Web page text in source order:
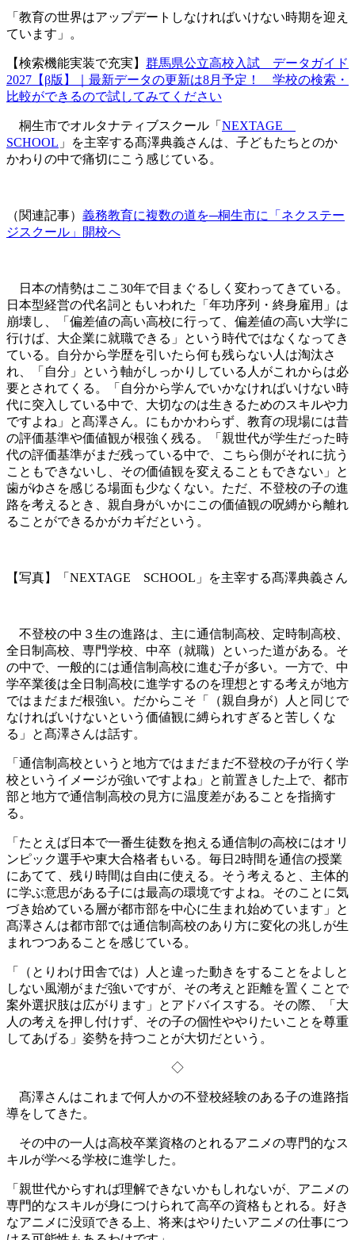
「教育の世界はアップデートしなければいけない時期を迎え
ています」。
【検索機能実装で充実】 群馬県公立高校入試 データガイド
2027【β版】｜最新データの更新は8月予定！ 学校の検索・
比較ができるので試してみてください
桐生市でオルタナティブスクール「 NEXTAGE
SCHOOL 」を主宰する髙澤典義さんは、子どもたちとのか
かわりの中で痛切にこう感じている。
（関連記事） 義務教育に複数の道を─桐生市に「ネクステー
ジスクール」開校へ
日本の情勢はここ30年で目まぐるしく変わってきている。
日本型経営の代名詞ともいわれた「年功序列・終身雇用」は
崩壊し、「偏差値の高い高校に行って、偏差値の高い大学に
行けば、大企業に就職できる」という時代ではなくなってき
ている。自分から学歴を引いたら何も残らない人は淘汰さ
れ、「自分」という軸がしっかりしている人がこれからは必
要とされてくる。「自分から学んでいかなければいけない時
代に突入している中で、大切なのは生きるためのスキルや力
ですよね」と髙澤さん。にもかかわらず、教育の現場には昔
の評価基準や価値観が根強く残る。「親世代が学生だった時
代の評価基準がまだ残っている中で、こちら側がそれに抗う
こともできないし、その価値観を変えることもできない」と
歯がゆさを感じる場面も少なくない。ただ、不登校の子の進
路を考えるとき、親自身がいかにこの価値観の呪縛から離れ
ることができるかがカギだという。
【写真】「NEXTAGE SCHOOL」を主宰する髙澤典義さん
不登校の中３生の進路は、主に通信制高校、定時制高校、
全日制高校、専門学校、中卒（就職）といった道がある。そ
の中で、一般的には通信制高校に進む子が多い。一方で、中
学卒業後は全日制高校に進学するのを理想とする考えが地方
ではまだまだ根強い。だからこそ「（親自身が）人と同じで
なければいけないという価値観に縛られすぎると苦しくな
る」と髙澤さんは話す。
「通信制高校というと地方ではまだまだ不登校の子が行く学
校というイメージが強いですよね」と前置きした上で、都市
部と地方で通信制高校の見方に温度差があることを指摘す
る。
「たとえば日本で一番生徒数を抱える通信制の高校にはオリ
ンピック選手や東大合格者もいる。毎日2時間を通信の授業
にあてて、残り時間は自由に使える。そう考えると、主体的
に学ぶ意思がある子には最高の環境ですよね。そのことに気
づき始めている層が都市部を中心に生まれ始めています」と
髙澤さんは都市部では通信制高校のあり方に変化の兆しが生
まれつつあることを感じている。
「（とりわけ田舎では）人と違った動きをすることをよしと
しない風潮がまだ強いですが、その考えと距離を置くことで
案外選択肢は広がります」とアドバイスする。その際、「大
人の考えを押し付けず、その子の個性ややりたいことを尊重
してあげる」姿勢を持つことが大切だという。
◇
髙澤さんはこれまで何人かの不登校経験のある子の進路指
導をしてきた。
その中の一人は高校卒業資格のとれるアニメの専門的なス
キルが学べる学校に進学した。
「親世代からすれば理解できないかもしれないが、アニメの
専門的なスキルが身につけられて高卒の資格もとれる。好き
なアニメに没頭できる上、将来はやりたいアニメの仕事につ